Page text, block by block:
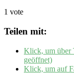
1 vote
Teilen mit:
Klick, um über
geöffnet)
Klick, um auf